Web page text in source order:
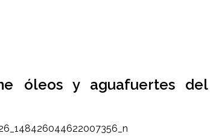
óleos y aguafuertes